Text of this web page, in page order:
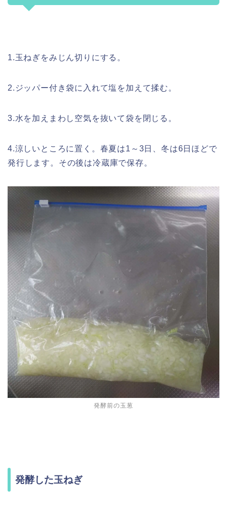
1.玉ねぎをみじん切りにする。
2.ジッパー付き袋に入れて塩を加えて揉む。
3.水を加えまわし空気を抜いて袋を閉じる。
4.涼しいところに置く。春夏は1～3日、冬は6日ほどで
発行します。その後は冷蔵庫で保存。
発酵前の玉葱
発酵した玉ねぎ